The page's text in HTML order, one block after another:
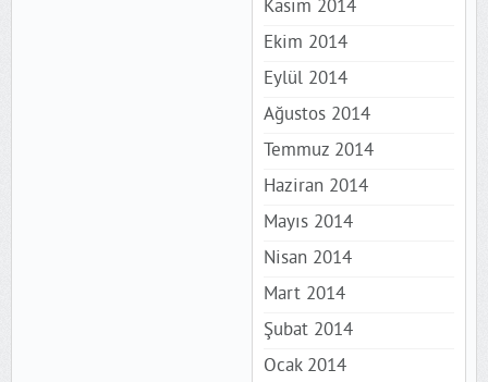
Kasım 2014
Ekim 2014
Eylül 2014
Ağustos 2014
Temmuz 2014
Haziran 2014
Mayıs 2014
Nisan 2014
Mart 2014
Şubat 2014
Ocak 2014